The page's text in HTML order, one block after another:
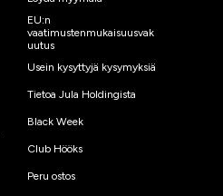
EU:n
vaatimustenmukaisuusvak
uutus
Usein kysyttyjä kysymyksiä
Tietoa Jula Holdingista
Black Week
Club Hööks
Peru ostos